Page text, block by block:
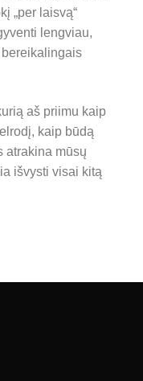
„per laisvą“
lengviau,
aš priimu kaip
kaip būdą
atrakina mūsų
išvysti visai kitą